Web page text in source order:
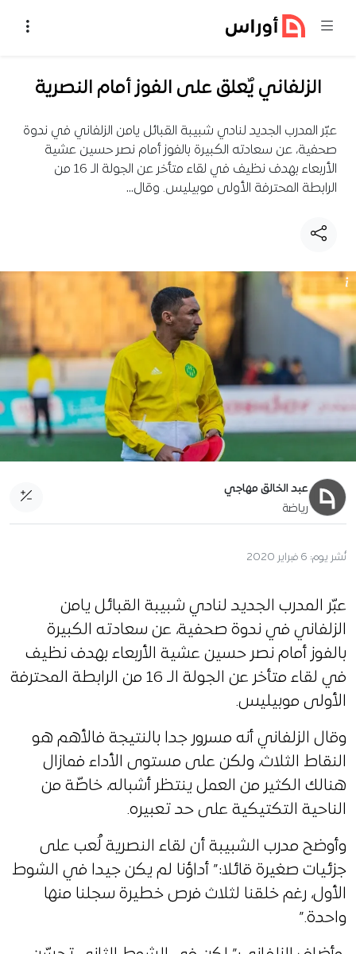
الزلفاني يٌعلق على الفوز أمام النصرية
عبّر المدرب الجديد لنادي شبيبة القبائل يامن الزلفاني في ندوة
صحفية، عن سعادته الكبيرة بالفوز أمام نصر حسين عشية
الأربعاء بهدف نظيف في لقاء متأخر عن الجولة الـ 16 من
الرابطة المحترفة الأولى موبيليس. وقال…
عبد الخالق مهاجي
رياضة
نُشر يوم: 6 فبراير 2020
عبّر المدرب الجديد لنادي شبيبة القبائل يامن
الزلفاني في ندوة صحفية، عن سعادته الكبيرة
بالفوز أمام نصر حسين عشية الأربعاء بهدف نظيف
في لقاء متأخر عن الجولة الـ 16 من الرابطة المحترفة
الأولى موبيليس.
وقال الزلفاني أنه مسرور جدا بالنتيجة فالأهم هو
النقاط الثلاث، ولكن على مستوى الأداء فمازال
هنالك الكثير من العمل ينتظر أشباله، خاصّة من
الناحية التكتيكية على حد تعبيره.
وأوضح مدرب الشبيبة أن لقاء النصرية لُعب على
جزئيات صغيرة قائلا:” أداؤنا لم يكن جيدا في الشوط
الأول، رغم خلقنا لثلاث فرص خطيرة سجلنا منها
واحدة.”